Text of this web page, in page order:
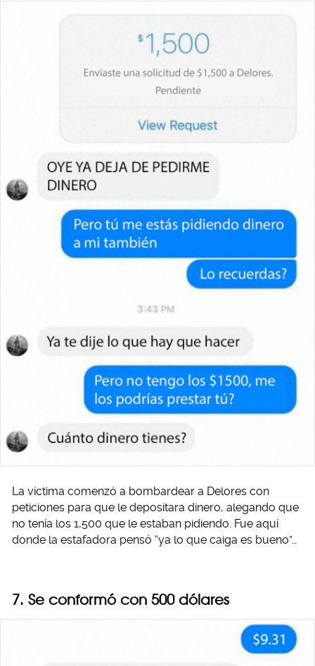
La víctima comenzó a bombardear a Delores con
peticiones para que le depositara dinero, alegando que
no tenía los 1,500 que le estaban pidiendo. Fue aquí
donde la estafadora pensó “ya lo que caiga es bueno”…
7. Se conformó con 500 dólares